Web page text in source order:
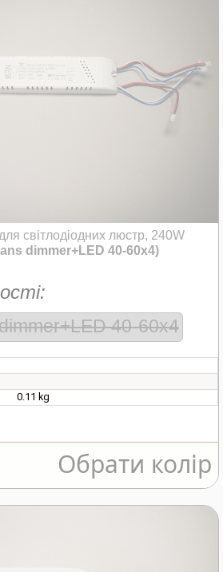
світлодіодних люстр, 240W
dimmer+LED 40-60x4)
40-60x4
0.11 kg
Обрати колір